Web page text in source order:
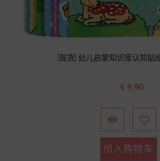
[现货] 幼儿启蒙知识库认知贴
价
€ 9.90
 
加入购物车